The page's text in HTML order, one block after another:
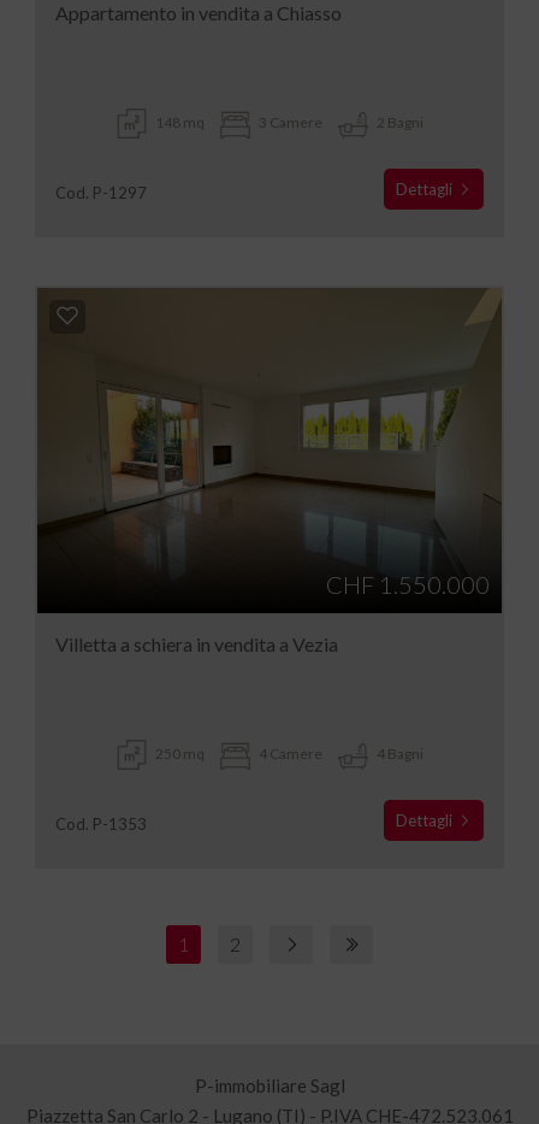
Appartamento in vendita a Chiasso
148 mq 3 Camere 2 Bagni
Cod. P-1297 Dettagli
CHF 1.550.000
Villetta a schiera in vendita a Vezia
250 mq 4 Camere 4 Bagni
Cod. P-1353 Dettagli
1 2
P-immobiliare Sagl
Piazzetta San Carlo 2 - Lugano (TI) - P.IVA CHE-472.523.061